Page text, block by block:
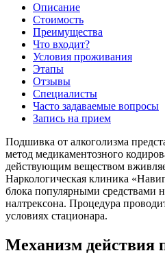
Описание
Стоимость
Преимущества
Что входит?
Условия проживания
Этапы
Отзывы
Специалисты
Часто задаваемые вопросы
Запись на прием
Подшивка от алкоголизма
метод медикаментозного
действующим веществом
Наркологическая клиника
блока популярными средствами
налтрексона. Процедура
условиях стационара.
Механизм действия